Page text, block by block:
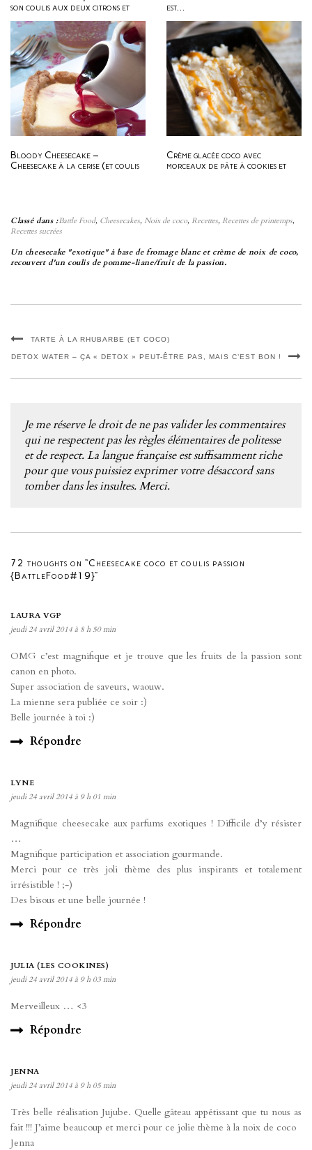
son coulis aux deux citrons et
est…
Bloody Cheesecake –
Cheesecake à la cerise (et coulis
Crème glacée coco avec
morceaux de pâte à cookies et
Classé dans :Battle Food, Cheesecakes, Noix de coco, Recettes, Recettes de printemps,
Recettes sucrées
Un cheesecake "exotique" à base de fromage blanc et crème de noix de coco,
recouvert d'un coulis de pomme-liane/fruit de la passion.
TARTE À LA RHUBARBE (ET COCO)
DETOX WATER – ÇA « DETOX » PEUT-ÊTRE PAS, MAIS C’EST BON !
Je me réserve le droit de ne pas valider les commentaires
qui ne respectent pas les règles élémentaires de politesse
et de respect. La langue française est suffisamment riche
pour que vous puissiez exprimer votre désaccord sans
tomber dans les insultes. Merci.
72 thoughts on “Cheesecake coco et coulis passion
{BattleFood#19}”
LAURA VGP
jeudi 24 avril 2014 à 8 h 50 min
OMG c’est magnifique et je trouve que les fruits de la passion sont
canon en photo.
Super association de saveurs, waouw.
La mienne sera publiée ce soir :)
Belle journée à toi :)
Répondre
LYNE
jeudi 24 avril 2014 à 9 h 01 min
Magnifique cheesecake aux parfums exotiques ! Difficile d’y résister
…
Magnifique participation et association gourmande.
Merci pour ce très joli thème des plus inspirants et totalement
irrésistible ! ;-)
Des bisous et une belle journée !
Répondre
JULIA (LES COOKINES)
jeudi 24 avril 2014 à 9 h 03 min
Merveilleux … <3
Répondre
JENNA
jeudi 24 avril 2014 à 9 h 05 min
Très belle réalisation Jujube. Quelle gâteau appétissant que tu nous as
fait !!! J’aime beaucoup et merci pour ce jolie thème à la noix de coco
Jenna